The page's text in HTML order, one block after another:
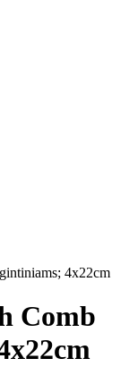
4x22cm
Comb